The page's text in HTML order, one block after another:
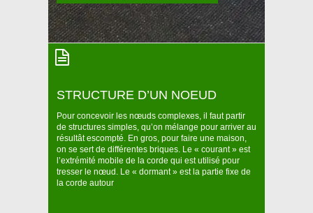
relier 2 bouts de corde, mais sert aussi de nœud de
bout de corde pour empêcher celle ci de filer à
travers un grigri par exemple. Le nœud de pêcheur
double est l’un des principaux nœuds utilisés en tant
que nœud d’arrêt, il est donc
NOEUDS
STRUCTURE D’UN NOEUD
Pour concevoir les nœuds complexes, il faut partir
de structures simples, qu’on mélange pour arriver au
résultât escompté. En gros, pour faire une maison,
on se sert de différentes briques. Le « courant » est
l’extrémité mobile de la corde qui est utilisé pour
tresser le nœud. Le « dormant » est la partie fixe de
la corde autour